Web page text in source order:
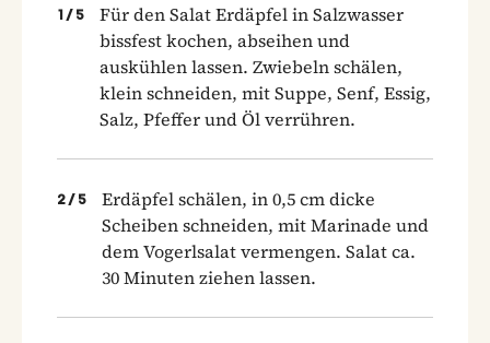
1 / 5
Für den Salat Erdäpfel in Salzwasser
bissfest kochen, abseihen und
auskühlen lassen. Zwiebeln schälen,
klein schneiden, mit Suppe, Senf, Essig,
Salz, Pfeffer und Öl verrühren.
2 / 5
Erdäpfel schälen, in 0,5 cm dicke
Scheiben schneiden, mit Marinade und
dem Vogerlsalat vermengen. Salat ca.
30 Minuten ziehen lassen.